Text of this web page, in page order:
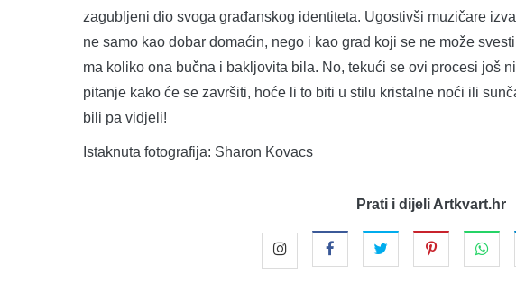
zagubljeni dio svoga građanskog identiteta. Ugostivši muzičare
ne samo kao dobar domaćin, nego i kao grad koji se ne može
ma koliko ona bučna i bakljovita bila. No, tekući se ovi procesi još
pitanje kako će se završiti, hoće li to biti u stilu kristalne noći ili
bili pa vidjeli!
Istaknuta fotografija: Sharon Kovacs
Prati i dijeli Artkvart.hr